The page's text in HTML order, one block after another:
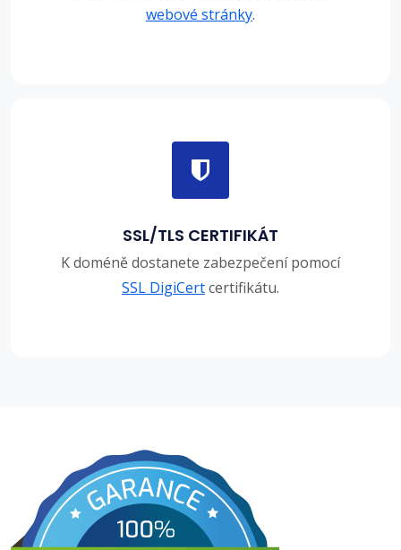
webové stránky.
SSL/TLS CERTIFIKÁT
K doméně dostanete zabezpečení pomocí
SSL DigiCertcertifikátu.